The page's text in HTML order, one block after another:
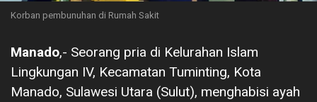
Korban pembunuhan di Rumah Sakit
Manado,- Seorang pria di Kelurahan Islam
Lingkungan IV, Kecamatan Tuminting, Kota
Manado, Sulawesi Utara (Sulut), menghabisi ayah